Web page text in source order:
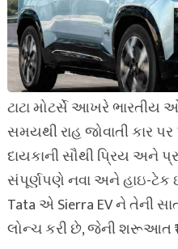
ટાટા મોટર્સે આખરે ભારતીય
સમયથી રાહ જોવાતી કાર પર
દાયકાની સૌથી પ્રિય અને
સંપૂર્ણપણે નવા અને હાઇ-ટેક
Tata એ Sierra EV ને તેની
લોન્ચ કરી છે, જેની શરૂઆત